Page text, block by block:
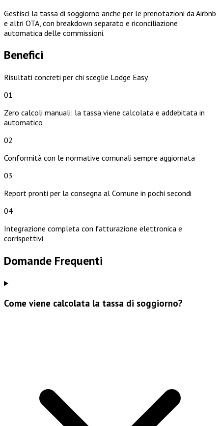
Gestisci la tassa di soggiorno anche per le prenotazioni da Airbnb
e altri OTA, con breakdown separato e riconciliazione
automatica delle commissioni.
Benefici
Risultati concreti per chi sceglie Lodge Easy.
01
Zero calcoli manuali: la tassa viene calcolata e addebitata in
automatico
02
Conformità con le normative comunali sempre aggiornata
03
Report pronti per la consegna al Comune in pochi secondi
04
Integrazione completa con fatturazione elettronica e
corrispettivi
Domande Frequenti
Come viene calcolata la tassa di soggiorno?